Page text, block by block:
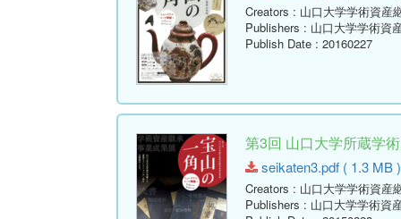
Creators : 山口大学学術資産
Publishers : 山口大学学術資
Publish Date : 20160227
第3回 山口大学所蔵学
seikaten3.pdf ( 1.3 MB )
Creators : 山口大学学術資産
Publishers : 山口大学学術資